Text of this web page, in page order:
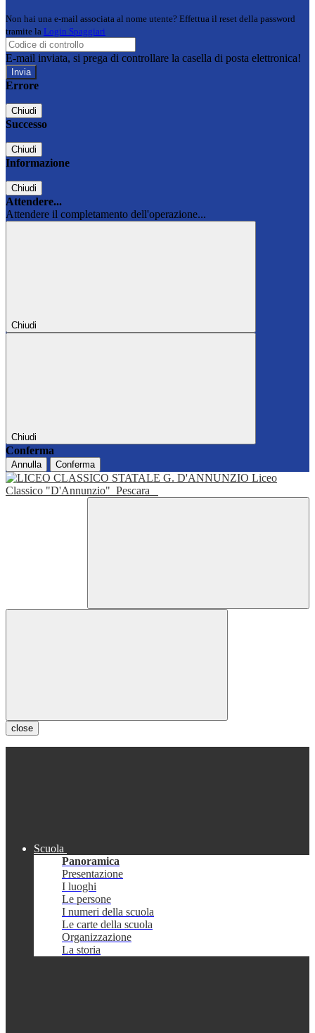
Non hai una e-mail associata al nome utente? Effettua il reset della password
tramite la Login Spaggiari
E-mail inviata, si prega di controllare la casella di posta elettronica!
Errore
Chiudi
Successo
Chiudi
Informazione
Chiudi
Attendere...
Attendere il completamento dell'operazione...
Chiudi
Chiudi
Conferma
Annulla Conferma
Liceo
Classico "D'Annunzio" Pescara
close
Scuola
Panoramica
Presentazione
I luoghi
Le persone
I numeri della scuola
Le carte della scuola
Organizzazione
La storia